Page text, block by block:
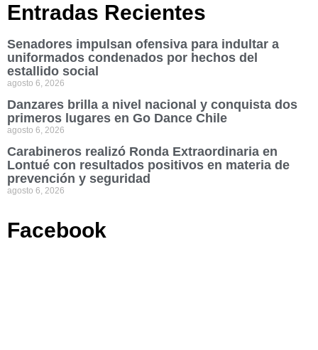
Entradas Recientes
Senadores impulsan ofensiva para indultar a
uniformados condenados por hechos del
estallido social
agosto 6, 2026
Danzares brilla a nivel nacional y conquista dos
primeros lugares en Go Dance Chile
agosto 6, 2026
Carabineros realizó Ronda Extraordinaria en
Lontué con resultados positivos en materia de
prevención y seguridad
agosto 6, 2026
Facebook